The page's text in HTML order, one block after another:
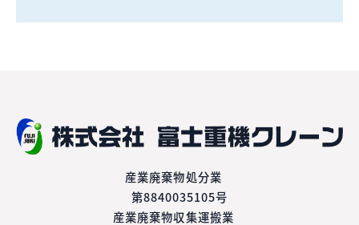
産業廃棄物処分業
第8840035105号
産業廃棄物収集運搬業